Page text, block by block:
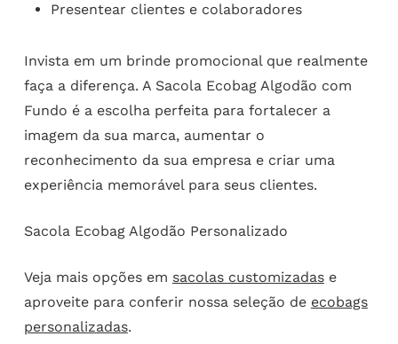
Presentear clientes e colaboradores
Invista em um brinde promocional que realmente
faça a diferença. A Sacola Ecobag Algodão com
Fundo é a escolha perfeita para fortalecer a
imagem da sua marca, aumentar o
reconhecimento da sua empresa e criar uma
experiência memorável para seus clientes.
Sacola Ecobag Algodão Personalizado
Veja mais opções em sacolas customizadase
aproveite para conferir nossa seleção de ecobags
personalizadas.